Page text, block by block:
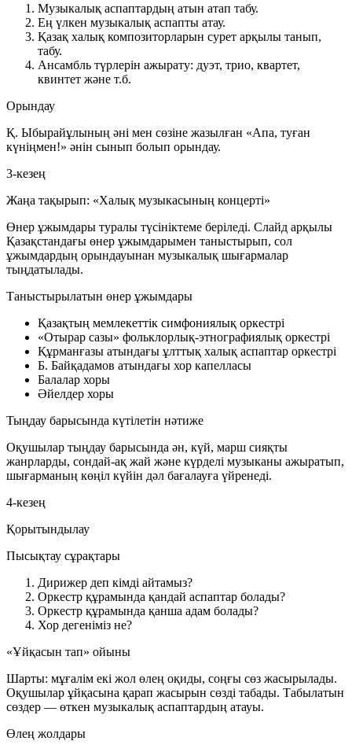
Музыкалық аспаптардың атын атап табу.
Ең үлкен музыкалық аспапты атау.
Қазақ халық композиторларын сурет арқылы танып,
табу.
Ансамбль түрлерін ажырату: дуэт, трио, квартет,
квинтет және т.б.
Орындау
Қ. Ыбырайұлының әні мен сөзіне жазылған «Апа, туған
күніңмен!» әнін сынып болып орындау.
3-кезең
Жаңа тақырып: «Халық музыкасының концерті»
Өнер ұжымдары туралы түсініктеме беріледі. Слайд арқылы
Қазақстандағы өнер ұжымдарымен таныстырып, сол
ұжымдардың орындауынан музыкалық шығармалар
тыңдатылады.
Таныстырылатын өнер ұжымдары
Қазақтың мемлекеттік симфониялық оркестрі
«Отырар сазы» фольклорлық-этнографиялық оркестрі
Құрманғазы атындағы ұлттық халық аспаптар оркестрі
Б. Байқадамов атындағы хор капелласы
Балалар хоры
Әйелдер хоры
Тыңдау барысында күтілетін нәтиже
Оқушылар тыңдау барысында ән, күй, марш сияқты
жанрларды, сондай-ақ жай және күрделі музыканы ажыратып,
шығарманың көңіл күйін дәл бағалауға үйренеді.
4-кезең
Қорытындылау
Пысықтау сұрақтары
Дирижер деп кімді айтамыз?
Оркестр құрамында қандай аспаптар болады?
Оркестр құрамында қанша адам болады?
Хор дегеніміз не?
«Ұйқасын тап» ойыны
Шарты: мұғалім екі жол өлең оқиды, соңғы сөз жасырылады.
Оқушылар ұйқасына қарап жасырын сөзді табады. Табылатын
сөздер — өткен музыкалық аспаптардың атауы.
Өлең жолдары